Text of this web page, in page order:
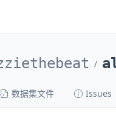
/
数据集文件 Issues